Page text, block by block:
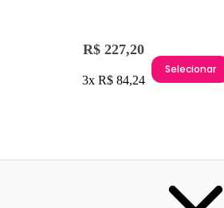
R$ 227,20
3x R$ 84,24
Selecionar